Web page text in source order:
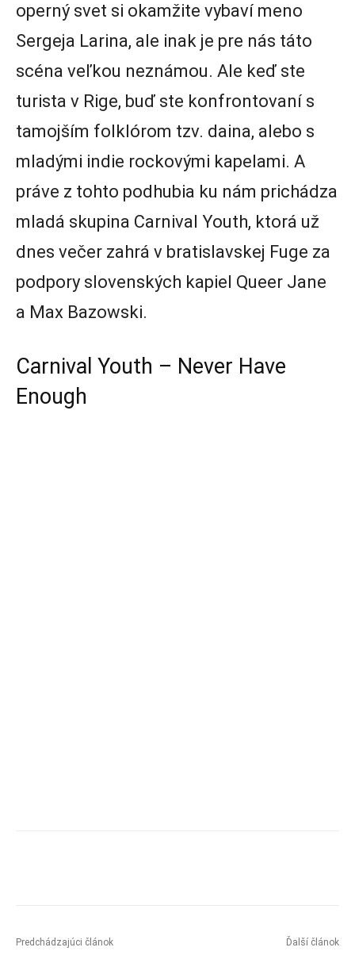
operný svet si okamžite vybaví meno
Sergeja Larina, ale inak je pre nás táto
scéna veľkou neznámou. Ale keď ste
turista v Rige, buď ste konfrontovaní s
tamojším folklórom tzv. daina, alebo s
mladými indie rockovými kapelami. A
práve z tohto podhubia ku nám prichádza
mladá skupina Carnival Youth, ktorá už
dnes večer zahrá v bratislavskej Fuge za
podpory slovenských kapiel Queer Jane
a Max Bazowski.
Carnival Youth – Never Have
Enough
Predchádzajúci článok Ďalší článok